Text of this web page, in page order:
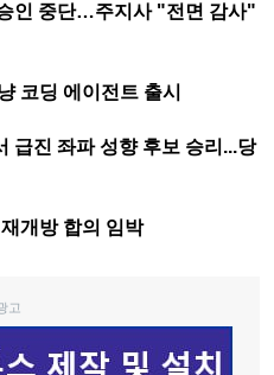
인 중단…주지사 "전면 감사"
코딩 에이전트 출시
급진 좌파 성향 후보 승리...당
개방 합의 임박